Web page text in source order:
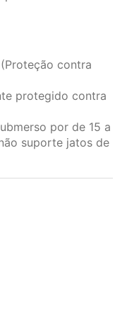
contra
protegido contra
por de 15 a
suporte jatos de